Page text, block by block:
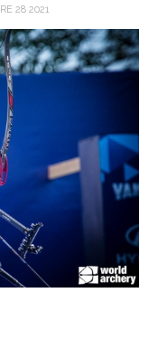
28 2021